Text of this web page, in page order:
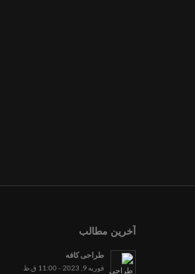
آخرین مطالب
طراحی کافه
فوریه 9, 2023 - 11:00 ق.ظ